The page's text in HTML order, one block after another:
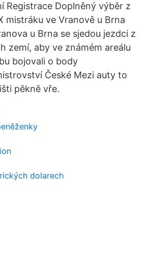
Registrace Doplněný výběr z
mistráku ve Vranově u Brna
u Brna se sjedou jezdci z
zemí, aby ve známém areálu
bojovali o body
České Mezi auty to
pěkně vře.
dolarech